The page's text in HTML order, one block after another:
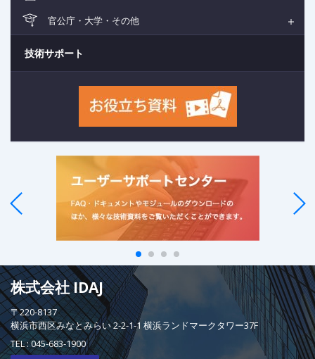
官公庁・大学・その他
技術サポート
株式会社 IDAJ
〒220-8137
横浜市西区みなとみらい 2-2-1-1 横浜ランドマークタワー37F
TEL :045-683-1900